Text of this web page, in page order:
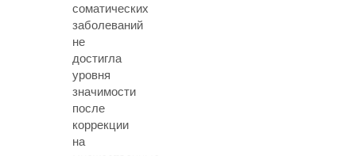
соматических
заболеваний
не
достигла
уровня
значимости
после
коррекции
на